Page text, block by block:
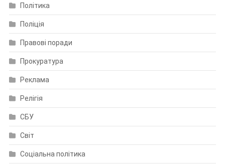
Політика
Поліція
Правові поради
Прокуратура
Реклама
Релігія
СБУ
Світ
Соціальна політика